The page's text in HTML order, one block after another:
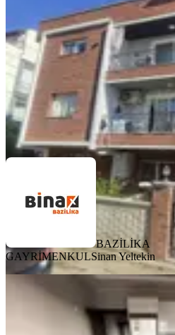
6+1·138 m²·2.
7.500.000 ₺
BAZİLİKA GAYRİMENKUL
Ara
BAZİLİKA
GAYRİMENKULSinan Yeltekin
Atatürk
Satılık Daire